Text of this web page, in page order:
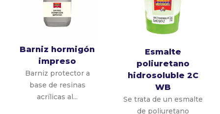
Barniz hormigón
impreso
Barniz protector a
base de resinas
acrílicas al...
Esmalte
poliuretano
hidrosoluble 2C
WB
Se trata de un esmalte
de poliuretano